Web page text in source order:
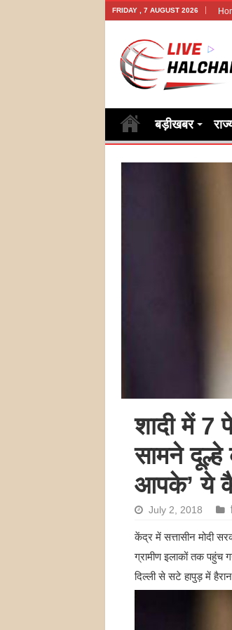
FRIDAY , 7 AUGUST 2026
बड़ीखबर
शादी में 7
सामने दूल्हे
आपके’ ये
July 2, 2018
केंद्र में सत्तासीन मोदी
ग्रामीण इलाकों तक पहुंच
दिल्ली से सटे हापुड़ में